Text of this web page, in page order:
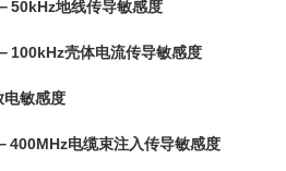
50kHz地线传导敏感度
100kHz壳体电流传导敏感度
电敏感度
400MHz电缆束注入传导敏感度